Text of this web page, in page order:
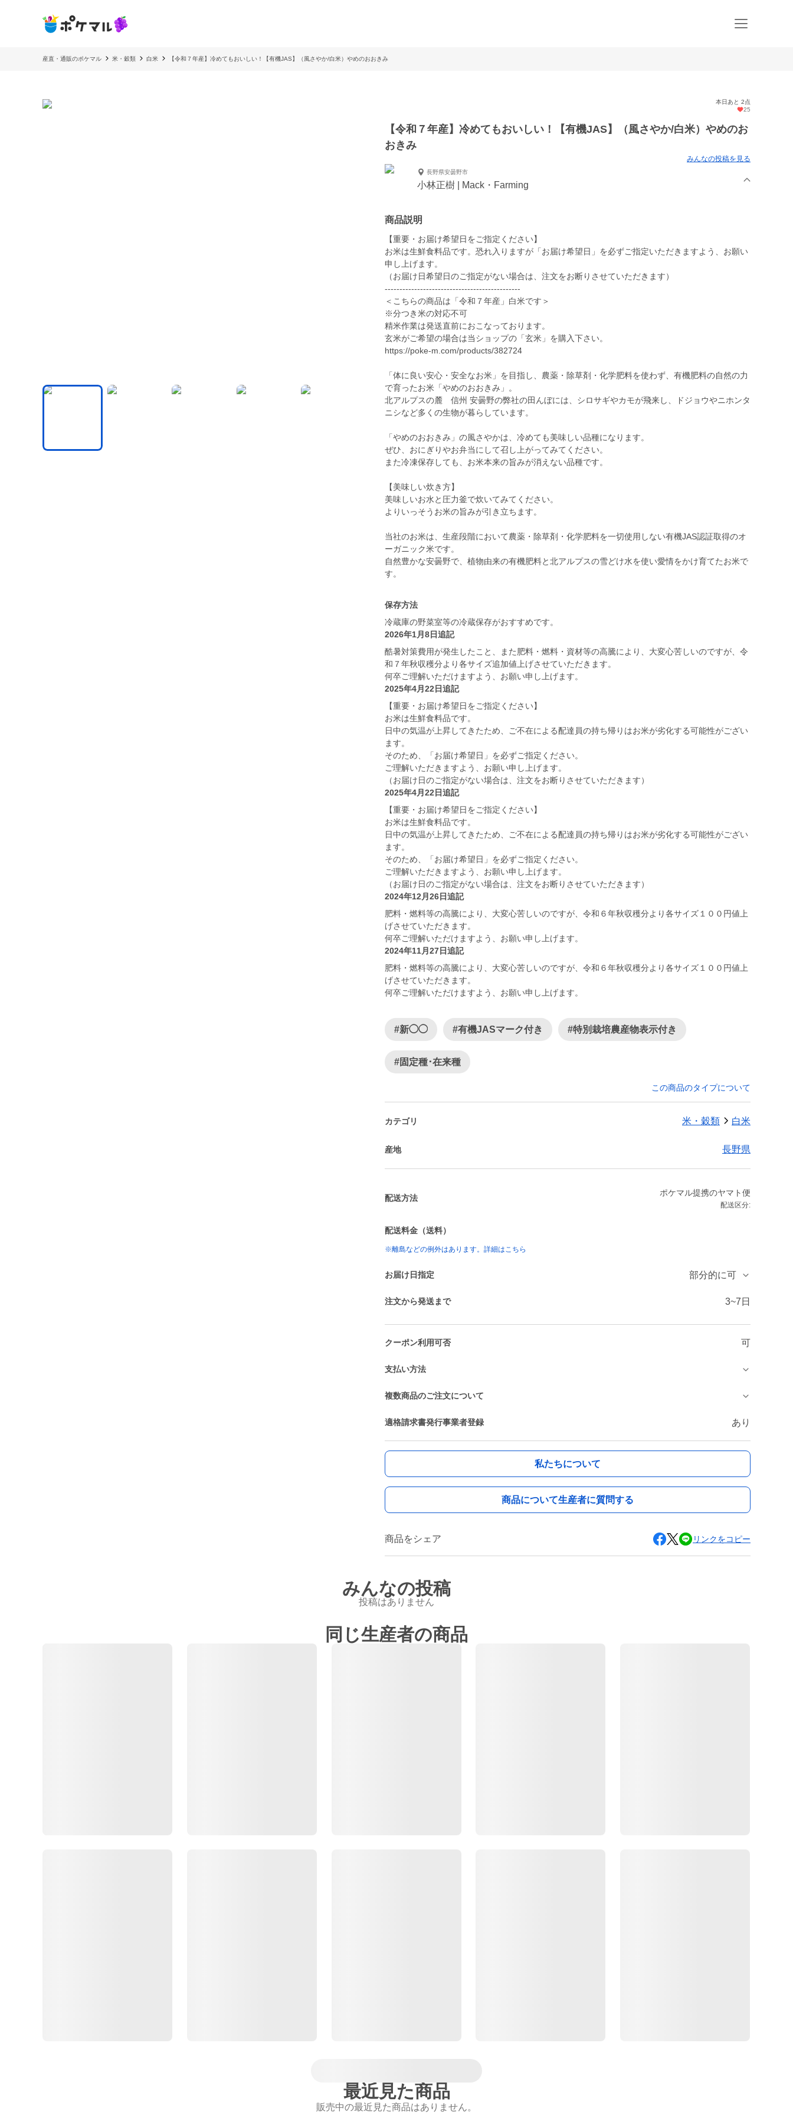
産直・通販のポケマル 米・穀類 白米 【令和７年産】冷めてもおいしい！【有機JAS】（風さやか/白米）やめのおおきみ
本日あと 2点
25
【令和７年産】冷めてもおいしい！【有機JAS】（風さやか/白米）やめのお
おきみ
みんなの投稿を見る
長野県安曇野市
小林正樹 | Mack・Farming
商品説明
【重要・お届け希望日をご指定ください】
お米は生鮮食料品です。恐れ入りますが「お届け希望日」を必ずご指定いただきますよう、お願い
申し上げます。
（お届け日希望日のご指定がない場合は、注文をお断りさせていただきます）
----------------------------------------------
＜こちらの商品は「令和７年産」白米です＞
※分つき米の対応不可
精米作業は発送直前におこなっております。
玄米がご希望の場合は当ショップの「玄米」を購入下さい。
https://poke-m.com/products/382724
「体に良い安心・安全なお米」を目指し、農薬・除草剤・化学肥料を使わず、有機肥料の自然の力
で育ったお米「やめのおおきみ」。
北アルプスの麓 信州 安曇野の弊社の田んぼには、シロサギやカモが飛来し、ドジョウやニホンタ
ニシなど多くの生物が暮らしています。
「やめのおおきみ」の風さやかは、冷めても美味しい品種になります。
ぜひ、おにぎりやお弁当にして召し上がってみてください。
また冷凍保存しても、お米本来の旨みが消えない品種です。
【美味しい炊き方】
美味しいお水と圧力釜で炊いてみてください。
よりいっそうお米の旨みが引き立ちます。
当社のお米は、生産段階において農薬・除草剤・化学肥料を一切使用しない有機JAS認証取得のオ
ーガニック米です。
自然豊かな安曇野で、植物由来の有機肥料と北アルプスの雪どけ水を使い愛情をかけ育てたお米で
す。
保存方法
冷蔵庫の野菜室等の冷蔵保存がおすすめです。
2026年1月8日追記
酷暑対策費用が発生したこと、また肥料・燃料・資材等の高騰により、大変心苦しいのですが、令
和７年秋収穫分より各サイズ追加値上げさせていただきます。
何卒ご理解いただけますよう、お願い申し上げます。
2025年4月22日追記
【重要・お届け希望日をご指定ください】
お米は生鮮食料品です。
日中の気温が上昇してきたため、ご不在による配達員の持ち帰りはお米が劣化する可能性がござい
ます。
そのため、「お届け希望日」を必ずご指定ください。
ご理解いただきますよう、お願い申し上げます。
（お届け日のご指定がない場合は、注文をお断りさせていただきます）
2025年4月22日追記
【重要・お届け希望日をご指定ください】
お米は生鮮食料品です。
日中の気温が上昇してきたため、ご不在による配達員の持ち帰りはお米が劣化する可能性がござい
ます。
そのため、「お届け希望日」を必ずご指定ください。
ご理解いただきますよう、お願い申し上げます。
（お届け日のご指定がない場合は、注文をお断りさせていただきます）
2024年12月26日追記
肥料・燃料等の高騰により、大変心苦しいのですが、令和６年秋収穫分より各サイズ１００円値上
げさせていただきます。
何卒ご理解いただけますよう、お願い申し上げます。
2024年11月27日追記
肥料・燃料等の高騰により、大変心苦しいのですが、令和６年秋収穫分より各サイズ１００円値上
げさせていただきます。
何卒ご理解いただけますよう、お願い申し上げます。
#新◯◯ #有機JASマーク付き #特別栽培農産物表示付き
#固定種･在来種
この商品のタイプについて
カテゴリ 米・穀類 白米
産地 長野県
配送方法
ポケマル提携のヤマト便
配送区分:
配送料金（送料）
※離島などの例外はあります。詳細はこちら
お届け日指定 部分的に可
注文から発送まで 3~7日
クーポン利用可否 可
支払い方法
複数商品のご注文について
適格請求書発行事業者登録 あり
私たちについて
商品について生産者に質問する
商品をシェア リンクをコピー
みんなの投稿
投稿はありません
同じ生産者の商品
最近見た商品
販売中の最近見た商品はありません。